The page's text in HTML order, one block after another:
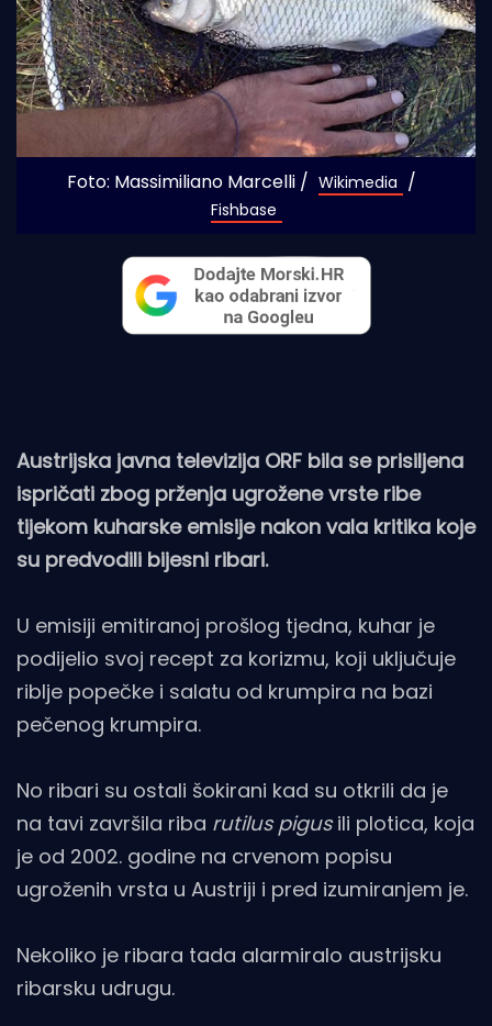
Foto: Massimiliano Marcelli / Wikimedia
Fishbase
Austrijska javna televizija ORF bila se prisiljena
ispričati zbog prženja ugrožene vrste ribe
tijekom kuharske emisije nakon vala kritika koje
su predvodili bijesni ribari.
U emisiji emitiranoj prošlog tjedna, kuhar je
podijelio svoj recept za korizmu, koji uključuje
riblje popečke i salatu od krumpira na bazi
pečenog krumpira.
No ribari su ostali šokirani kad su otkrili da je
na tavi završila riba rutilus pigusili plotica, koja
je od 2002. godine na crvenom popisu
ugroženih vrsta u Austriji i pred izumiranjem je.
Nekoliko je ribara tada alarmiralo austrijsku
ribarsku udrugu.